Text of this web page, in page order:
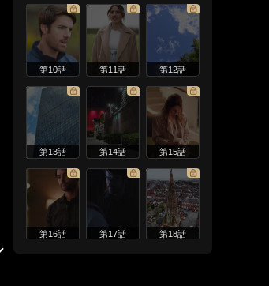
第10話 第11話 第12話
第13話 第14話 第15話
第16話 第17話 第18話